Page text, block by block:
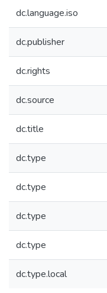
dc.language.iso
dc.publisher
dc.rights
dc.source
dc.title
dc.type
dc.type
dc.type
dc.type
dc.type.local